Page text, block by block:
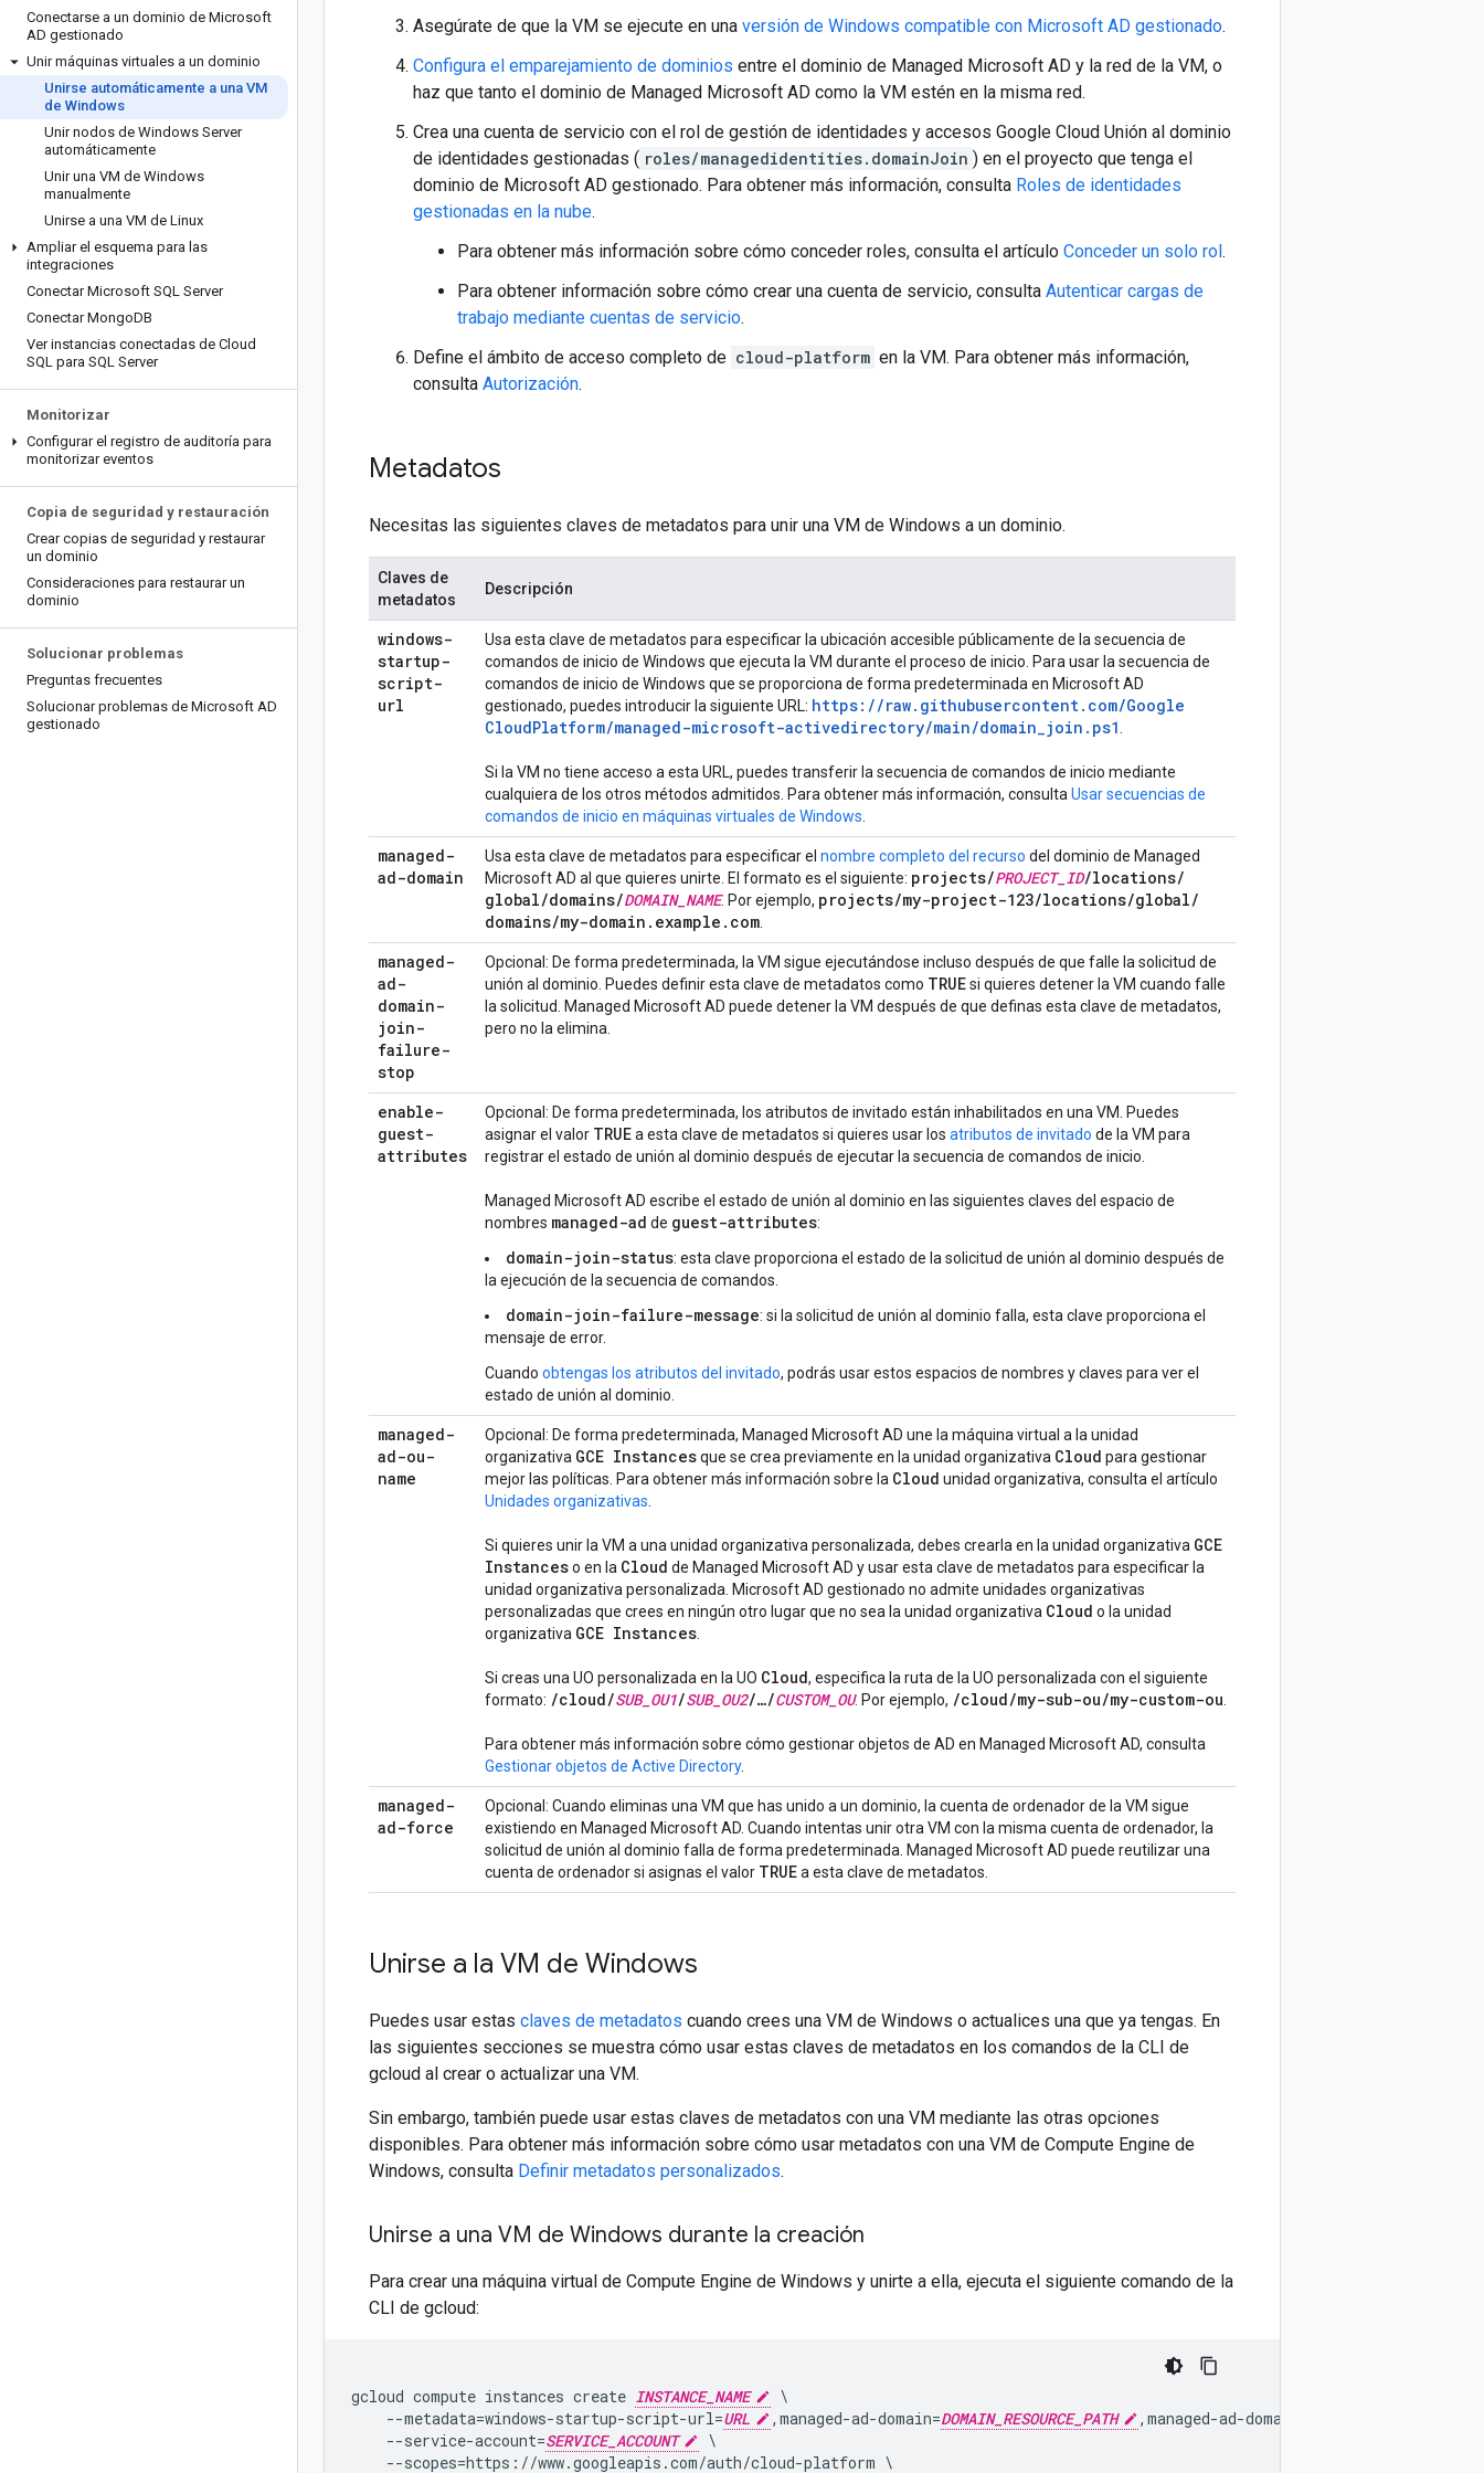
Conectarse a un dominio de Microsoft
AD gestionado
Unir máquinas virtuales a un dominio
Unirse automáticamente a una VM
de Windows
Unir nodos de Windows Server
automáticamente
Unir una VM de Windows
manualmente
Unirse a una VM de Linux
Ampliar el esquema para las
integraciones
Conectar Microsoft SQL Server
Conectar MongoDB
Ver instancias conectadas de Cloud
SQL para SQL Server
Monitorizar
Configurar el registro de auditoría para
monitorizar eventos
Copia de seguridad y restauración
Crear copias de seguridad y restaurar
un dominio
Consideraciones para restaurar un
dominio
Solucionar problemas
Preguntas frecuentes
Solucionar problemas de Microsoft AD
gestionado
Asegúrate de que la VM se ejecute en una versión de Windows compatible con Microsoft AD gestionado.
Configura el emparejamiento de dominios entre el dominio de Managed Microsoft AD y la red de la VM, o
haz que tanto el dominio de Managed Microsoft AD como la VM estén en la misma red.
Crea una cuenta de servicio con el rol de gestión de identidades y accesos Google Cloud Unión al dominio
de identidades gestionadas ( roles/managedidentities.domainJoin ) en el proyecto que tenga el
dominio de Microsoft AD gestionado. Para obtener más información, consulta Roles de identidades
gestionadas en la nube.
Para obtener más información sobre cómo conceder roles, consulta el artículo Conceder un solo rol.
Para obtener información sobre cómo crear una cuenta de servicio, consulta Autenticar cargas de
trabajo mediante cuentas de servicio.
Define el ámbito de acceso completo de cloud-platform en la VM. Para obtener más información,
consulta Autorización.
Metadatos
Necesitas las siguientes claves de metadatos para unir una VM de Windows a un dominio.
Claves de
metadatos
Descripción
windows-
startup-
script-
url
Usa esta clave de metadatos para especificar la ubicación accesible públicamente de la secuencia de
comandos de inicio de Windows que ejecuta la VM durante el proceso de inicio. Para usar la secuencia de
comandos de inicio de Windows que se proporciona de forma predeterminada en Microsoft AD
gestionado, puedes introducir la siguiente URL: https: //raw. githubusercontent. com/Google
CloudPlatform/managed-microsoft-activedirectory/main/domain_join . ps1
Si la VM no tiene acceso a esta URL, puedes transferir la secuencia de comandos de inicio mediante
cualquiera de los otros métodos admitidos. Para obtener más información, consulta Usar secuencias de
comandos de inicio en máquinas virtuales de Windows
managed-
ad-domain
Usa esta clave de metadatos para especificar el nombre completo del recurso del dominio de Managed
Microsoft AD al que quieres unirte. El formato es el siguiente: projects/PROJECT_ ID/locations/
global/domains/DOMAIN_ NAME. Por ejemplo, projects/my-project-123/locations/global/
domains/my-domain . example . com
managed-
ad-
domain-
join-
failure-
stop
Opcional: De forma predeterminada, la VM sigue ejecutándose incluso después de que falle la solicitud de
unión al dominio. Puedes definir esta clave de metadatos como TRUEsi quieres detener la VM cuando falle
la solicitud. Managed Microsoft AD puede detener la VM después de que definas esta clave de metadatos,
pero no la elimina.
enable-
guest-
attributes
Opcional: De forma predeterminada, los atributos de invitado están inhabilitados en una VM. Puedes
asignar el valor TRUEa esta clave de metadatos si quieres usar los atributos de invitado de la VM para
registrar el estado de unión al dominio después de ejecutar la secuencia de comandos de inicio.
Managed Microsoft AD escribe el estado de unión al dominio en las siguientes claves del espacio de
nombres managed-ad de guest-attributes:
domain-join-status: esta clave proporciona el estado de la solicitud de unión al dominio después de
la ejecución de la secuencia de comandos.
domain-join-failure-message: si la solicitud de unión al dominio falla, esta clave proporciona el
mensaje de error.
Cuando obtengas los atributos del invitado, podrás usar estos espacios de nombres y claves para ver el
estado de unión al dominio.
managed-
ad-ou-
name
Opcional: De forma predeterminada, Managed Microsoft AD une la máquina virtual a la unidad
organizativa GCE Instancesque se crea previamente en la unidad organizativa Cloud para gestionar
mejor las políticas. Para obtener más información sobre la Cloud unidad organizativa, consulta el artículo
Unidades organizativas
Si quieres unir la VM a una unidad organizativa personalizada, debes crearla en la unidad organizativa GCE
Instanceso en la Cloud de Managed Microsoft AD y usar esta clave de metadatos para especificar la
unidad organizativa personalizada. Microsoft AD gestionado no admite unidades organizativas
personalizadas que crees en ningún otro lugar que no sea la unidad organizativa Cloud o la unidad
organizativa GCE Instances
Si creas una UO personalizada en la UO Cloud, especifica la ruta de la UO personalizada con el siguiente
formato: /cloud/SUB_ OU1/SUB_ OU2/…/CUSTOM_ OU. Por ejemplo, /cloud/my-sub-ou/my-custom-ou
Para obtener más información sobre cómo gestionar objetos de AD en Managed Microsoft AD, consulta
Gestionar objetos de Active Directory.
managed-
ad-force
Opcional: Cuando eliminas una VM que has unido a un dominio, la cuenta de ordenador de la VM sigue
existiendo en Managed Microsoft AD. Cuando intentas unir otra VM con la misma cuenta de ordenador, la
solicitud de unión al dominio falla de forma predeterminada. Managed Microsoft AD puede reutilizar una
cuenta de ordenador si asignas el valor TRUEa esta clave de metadatos.
Unirse a la VM de Windows
Puedes usar estas claves de metadatos cuando crees una VM de Windows o actualices una que ya tengas. En
las siguientes secciones se muestra cómo usar estas claves de metadatos en los comandos de la CLI de
gcloud al crear o actualizar una VM.
Sin embargo, también puede usar estas claves de metadatos con una VM mediante las otras opciones
disponibles. Para obtener más información sobre cómo usar metadatos con una VM de Compute Engine de
Windows, consulta Definir metadatos personalizados.
Unirse a una VM de Windows durante la creación
Para crear una máquina virtual de Compute Engine de Windows y unirte a ella, ejecuta el siguiente comando de la
CLI de gcloud:
gcloud compute instances create INSTANCE_NAME
\
    --metadata=windows-startup-script-url=
URL ,managed-ad-domain=DOMAIN_RESOURCE_PATH
,managed-ad-domain-join-failure-
    --service-account=
SERVICE_ACCOUNT
\
    --scopes=https://www.googleapis.com/auth/cloud-platform \